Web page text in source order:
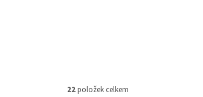
22položek celkem